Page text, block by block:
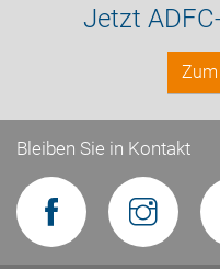
Jetzt
Bleiben Sie in Kontakt